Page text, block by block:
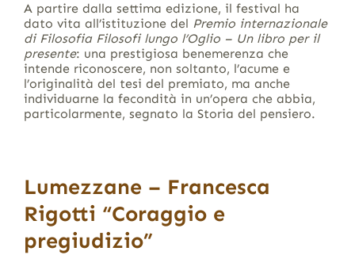
A partire dalla settima edizione, il festival ha
dato vita all’istituzione del Premio internazionale
di Filosofia Filosofi lungo l’Oglio – Un libro per il
presente: una prestigiosa benemerenza che
intende riconoscere, non soltanto, l’acume e
l’originalità del tesi del premiato, ma anche
individuarne la fecondità in un’opera che abbia,
particolarmente, segnato la Storia del pensiero.
Lumezzane – Francesca
Rigotti “Coraggio e
pregiudizio”